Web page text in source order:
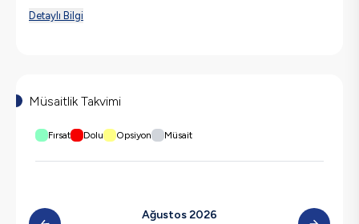
Detaylı Bilgi
Müsaitlik Takvimi
Fırsat Dolu Opsiyon Müsait
Ağustos 2026